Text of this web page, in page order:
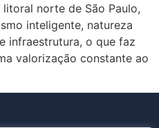
norte de São Paulo,
inteligente, natureza
infraestrutura, o que faz
valorização constante ao